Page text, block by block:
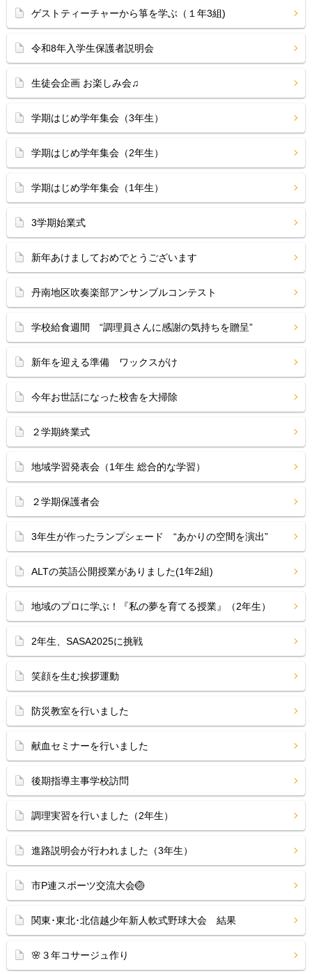
ゲストティーチャーから箏を学ぶ（１年3組)
令和8年入学生保護者説明会
生徒会企画 お楽しみ会♫
学期はじめ学年集会（3年生）
学期はじめ学年集会（2年生）
学期はじめ学年集会（1年生）
3学期始業式
新年あけましておめでとうございます
丹南地区吹奏楽部アンサンブルコンテスト
学校給食週間 “調理員さんに感謝の気持ちを贈呈”
新年を迎える準備 ワックスがけ
今年お世話になった校舎を大掃除
２学期終業式
地域学習発表会（1年生 総合的な学習）
２学期保護者会
3年生が作ったランプシェード “あかりの空間を演出”
ALTの英語公開授業がありました(1年2組)
地域のプロに学ぶ！『私の夢を育てる授業』（2年生）
2年生、SASA2025に挑戦
笑顔を生む挨拶運動
防災教室を行いました
献血セミナーを行いました
後期指導主事学校訪問
調理実習を行いました（2年生）
進路説明会が行われました（3年生）
市P連スポーツ交流大会🏐
関東･東北･北信越少年新人軟式野球大会 結果
🌸３年コサージュ作り